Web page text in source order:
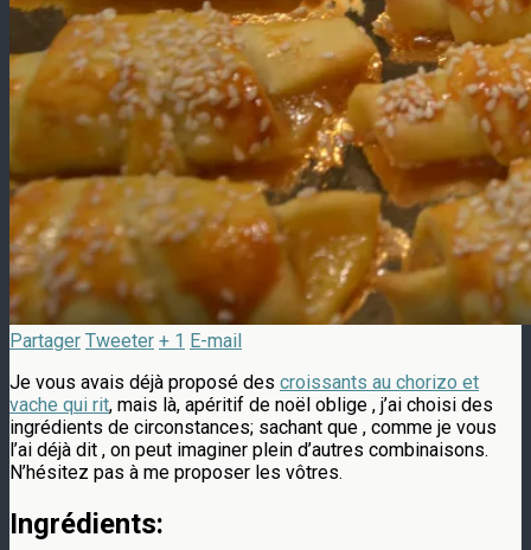
Partager Tweeter + 1 E-mail
Je vous avais déjà proposé des croissants au chorizo et
vache qui rit, mais là, apéritif de noël oblige , j’ai choisi des
ingrédients de circonstances; sachant que , comme je vous
l’ai déjà dit , on peut imaginer plein d’autres combinaisons.
N’hésitez pas à me proposer les vôtres.
Ingrédients: